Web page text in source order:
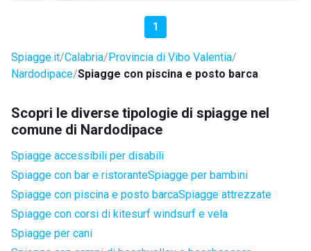
1
Spiagge.it Calabria Provincia di Vibo Valentia
Nardodipace Spiagge con piscina e posto barca
Scopri le diverse tipologie di spiagge nel
comune di Nardodipace
Spiagge accessibili per disabili
Spiagge con bar e ristoranteSpiagge per bambini
Spiagge con piscina e posto barcaSpiagge attrezzate
Spiagge con corsi di kitesurf windsurf e vela
Spiagge per cani